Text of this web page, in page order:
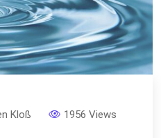
Kloß 1956 Views